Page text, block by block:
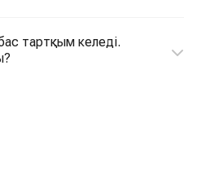
тартқым келеді.